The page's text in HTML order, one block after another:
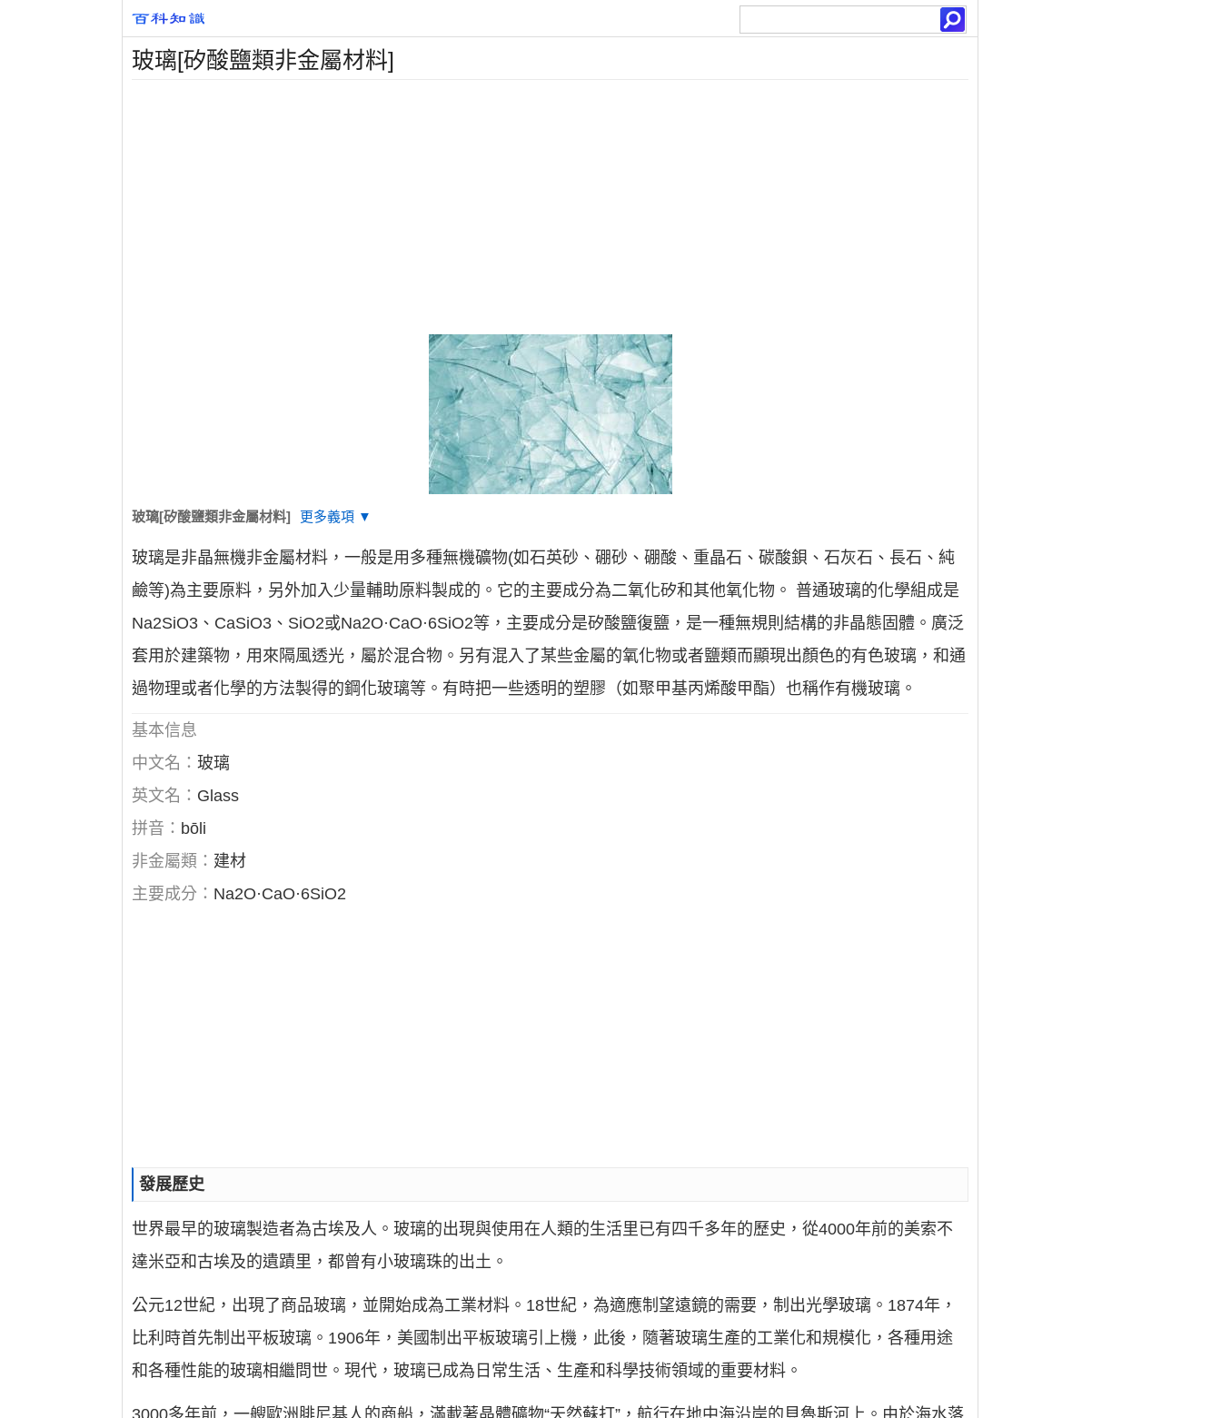
玻璃[矽酸鹽類非金屬材料]
玻璃[矽酸鹽類非金屬材料] 更多義項 ▼
玻璃是非晶無機非金屬材料，一般是用多種無機礦物(如石英砂、硼砂、硼酸、重晶石、碳酸鋇、石灰石、長石、純
鹼等)為主要原料，另外加入少量輔助原料製成的。它的主要成分為二氧化矽和其他氧化物。 普通玻璃的化學組成是
Na2SiO3、CaSiO3、SiO2或Na2O·CaO·6SiO2等，主要成分是矽酸鹽復鹽，是一種無規則結構的非晶態固體。廣泛
套用於建築物，用來隔風透光，屬於混合物。另有混入了某些金屬的氧化物或者鹽類而顯現出顏色的有色玻璃，和通
過物理或者化學的方法製得的鋼化玻璃等。有時把一些透明的塑膠（如聚甲基丙烯酸甲酯）也稱作有機玻璃。
基本信息
中文名：玻璃
英文名： Glass
拼音： bōli
非金屬類： 建材
主要成分： Na2O·CaO·6SiO2
發展歷史
世界最早的玻璃製造者為古埃及人。玻璃的出現與使用在人類的生活里已有四千多年的歷史，從4000年前的美索不
達米亞和古埃及的遺蹟里，都曾有小玻璃珠的出土。
公元12世紀，出現了商品玻璃，並開始成為工業材料。18世紀，為適應制望遠鏡的需要，制出光學玻璃。1874年，
比利時首先制出平板玻璃。1906年，美國制出平板玻璃引上機，此後，隨著玻璃生產的工業化和規模化，各種用途
和各種性能的玻璃相繼問世。現代，玻璃已成為日常生活、生產和科學技術領域的重要材料。
3000多年前，一艘歐洲腓尼基人的商船，滿載著晶體礦物“天然蘇打”，航行在地中海沿岸的貝魯斯河上。由於海水落